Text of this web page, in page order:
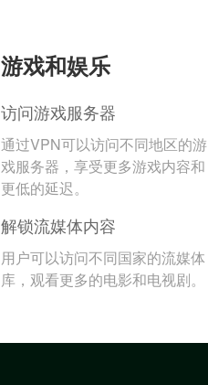
游戏和娱乐
访问游戏服务器
通过VPN可以访问不同地区的游
戏服务器，享受更多游戏内容和
更低的延迟。
解锁流媒体内容
用户可以访问不同国家的流媒体
库，观看更多的电影和电视剧。